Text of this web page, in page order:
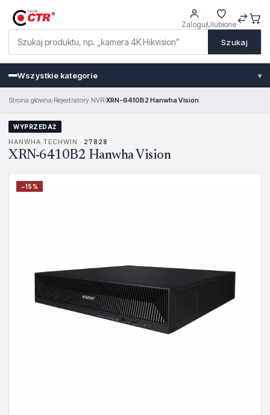
Szukaj
ZalogujUlubione
Wszystkie kategorie ▾
Strona główna›Rejestratory NVR›XRN-6410B2 Hanwha Vision
WYPRZEDAŻ
HANWHA TECHWIN · 27828
XRN-6410B2 Hanwha Vision
−15%